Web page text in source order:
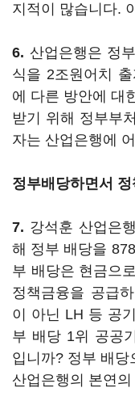
지적이 많습니다.
6. 산업은행은 정
식을 2조원어치
에 다른 방안에 대
받기 위해 정부부
자는 산업은행에
정부배당하면서
7. 강석훈 산업은
해 정부 배당을
부 배당은 현금으
정책금융을 공급
이 아닌 LH 등 공
부 배당 1위 공공
입니까? 정부 배당
산업은행의 본연